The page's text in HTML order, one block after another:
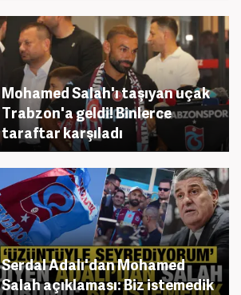
Mohamed Salah'ı taşıyan uçak
Trabzon'a geldi! Binlerce
taraftar karşıladı
Serdal Adalı'dan Mohamed
Salah açıklaması: Biz istemedik